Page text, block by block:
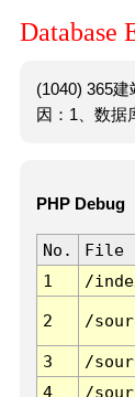
Database
(1040) 365
因：1、数据
PHP Debug
No. File
1
/
2 /
3 /
4
/